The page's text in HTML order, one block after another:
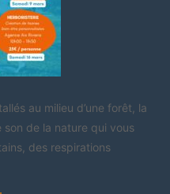
au milieu d’une forêt, la
son de la nature qui vous
des respirations